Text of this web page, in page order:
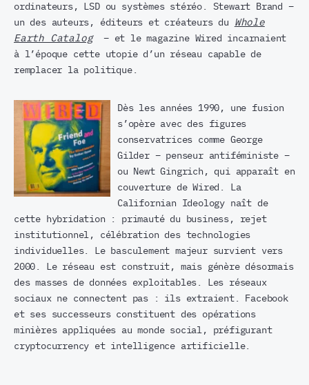
ordinateurs, LSD ou systèmes stéréo. Stewart Brand –
un des auteurs, éditeurs et créateurs du Whole
Earth Catalog– et le magazine Wired incarnaient
à l’époque cette utopie d’un réseau capable de
remplacer la politique.
Dès les années 1990, une fusion
s’opère avec des figures
conservatrices comme George
Gilder – penseur antiféministe –
ou Newt Gingrich, qui apparaît en
couverture de Wired. La
Californian Ideology naît de
cette hybridation : primauté du business, rejet
institutionnel, célébration des technologies
individuelles. Le basculement majeur survient vers
2000. Le réseau est construit, mais génère désormais
des masses de données exploitables. Les réseaux
sociaux ne connectent pas : ils extraient. Facebook
et ses successeurs constituent des opérations
minières appliquées au monde social, préfigurant
cryptocurrency et intelligence artificielle.